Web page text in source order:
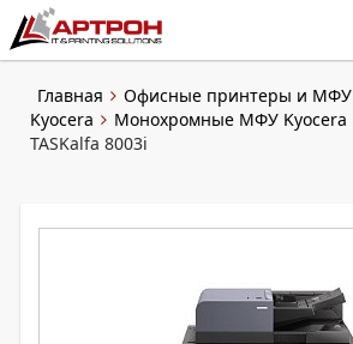
Главная Офисные принтеры и МФУ
Kyocera
Монохромные МФУ Kyocera
TASKalfa 8003i